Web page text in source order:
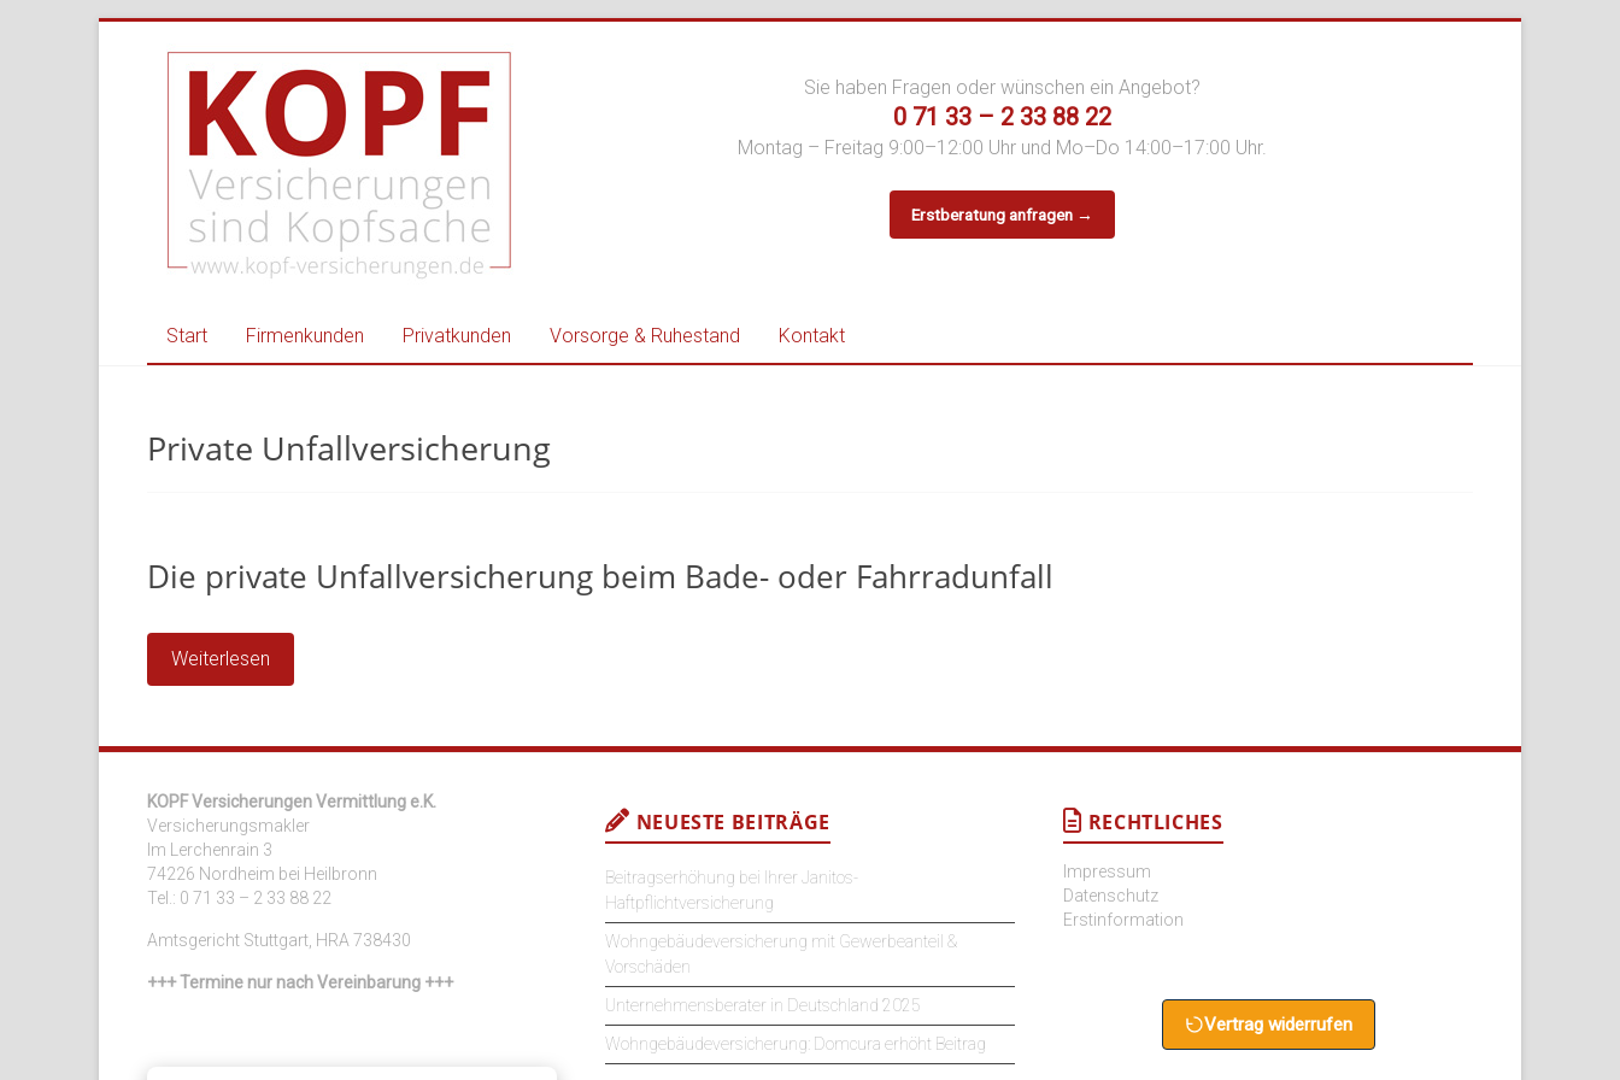
Kopf
Versicherungen
Ihr
Versicherungsmakler
Privat
Gewerbe
Umland
Sie haben Fragen oder wünschen ein Angebot?
0 71 33 – 2 33 88 22
Montag – Freitag 9:00–12:00 Uhr und Mo–Do 14:00–17:00 Uhr.
Erstberatung anfragen →
Start Firmenkunden Privatkunden Vorsorge & Ruhestand Kontakt
Private Unfallversicherung
Die private Unfallversicherung beim Bade- oder Fahrradunfall
Weiterlesen
KOPF Versicherungen Vermittlung e.K.
Versicherungsmakler
Im Lerchenrain 3
74226 Nordheim bei Heilbronn
Tel.: 0 71 33 – 2 33 88 22
Amtsgericht Stuttgart, HRA 738430
+++ Termine nur nach Vereinbarung +++
NEUESTE BEITRÄGE
Beitragserhöhung bei Ihrer Janitos-
Haftpflichtversicherung
Wohngebäudeversicherung mit Gewerbeanteil &
Vorschäden
Unternehmensberater in Deutschland 2025
Wohngebäudeversicherung: Domcura erhöht Beitrag
RECHTLICHES
Impressum
Datenschutz
Erstinformation
Vertrag widerrufen